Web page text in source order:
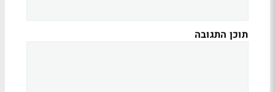
תוכן התגובה